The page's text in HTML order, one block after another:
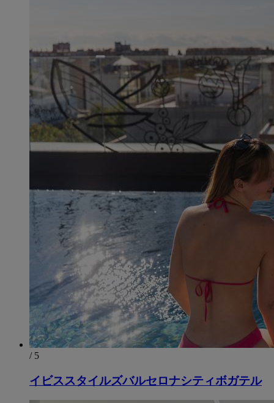
/ 5
イビススタイルズバルセロナシティボガテル